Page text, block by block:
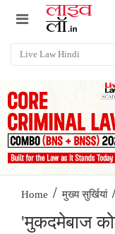
Home / मुख्य सुर्खियां
'मुकदमेबाज